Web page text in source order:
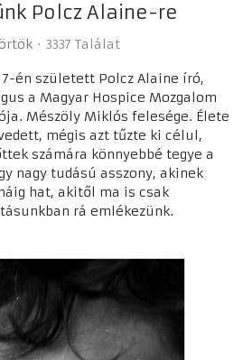
Polcz Alaine-re
3337 Találat
7-én született Polcz Alaine író,
a Magyar Hospice Mozgalom
Mészöly Miklós felesége. Élete
mégis azt tűzte ki célul,
számára könnyebbé tegye a
nagy tudású asszony, akinek
hat, akitől ma is csak
rá emlékezünk.